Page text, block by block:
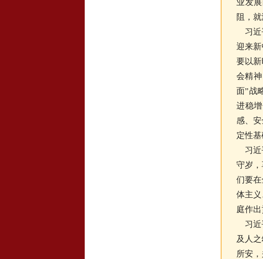
业发
阻，
习近
迎来
要以
会精
面”战
进稳
感、
定性
习近
守岁
们要
体主
庭作出
习近
及人
所安